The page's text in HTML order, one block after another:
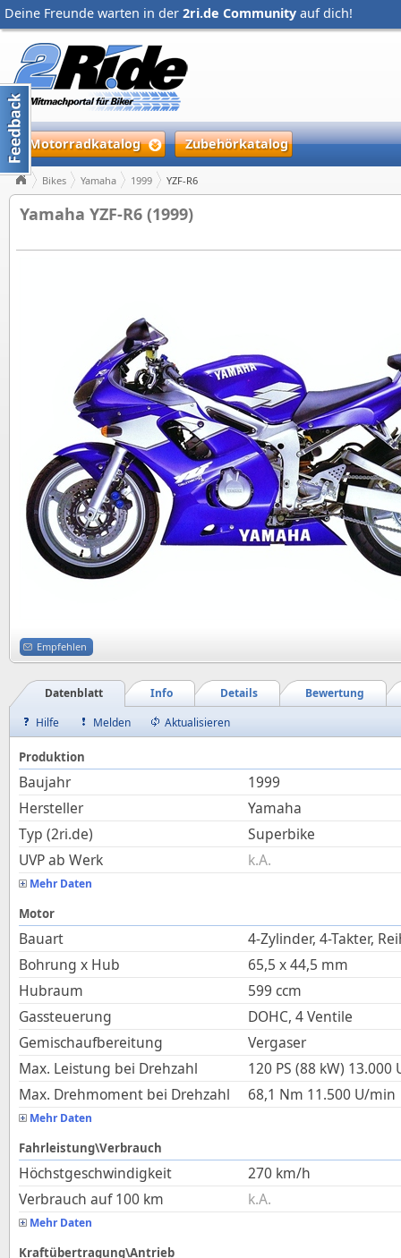
Deine Freunde warten in der 2ri.de Community auf dich!
Motorradkatalog Zubehörkatalog
Bikes Yamaha 1999 YZF-R6
Yamaha YZF-R6 (1999)
Empfehlen
Bewertung
Details
Info
Datenblatt
Hilfe
Melden Aktualisieren
Produktion
Baujahr
1999
Hersteller
Yamaha
Typ (2ri.de)
Superbike
UVP ab Werk
k.A.
Mehr Daten
Motor
Bauart
4-Zylinder, 4-Takter,
Bohrung x Hub
65,5 x44,5 mm
Hubraum
599 ccm
Gassteuerung
DOHC, 4 Ventile
Gemischaufbereitung
Vergaser
Max. Leistung bei Drehzahl
120 PS (88 kW) 13.000
Max. Drehmoment bei Drehzahl
68,1 Nm 11.500 U/min
Mehr Daten
Fahrleistung\Verbrauch
Höchstgeschwindigkeit 270 km/h
Verbrauch auf 100 km
k.A.
Mehr Daten
Kraftübertragung\Antrieb